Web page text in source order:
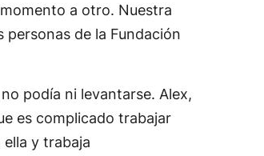
a otro. Nuestra
de la Fundación
podía ni levantarse. Alex,
es complicado trabajar
y trabaja